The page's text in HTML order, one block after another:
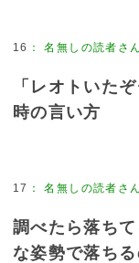
16 ：名無しの読者さ
「レオトいた
時の言い方
17 ：名無しの読者さ
調べたら落ち
な姿勢で落ち